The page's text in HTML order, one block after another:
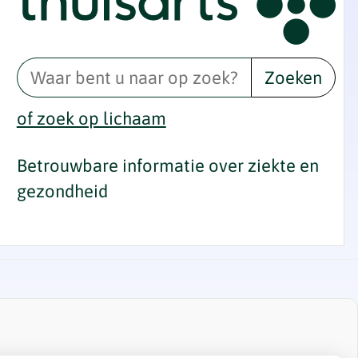
Zoeken
of zoek op lichaam
Betrouwbare informatie over ziekte en
gezondheid